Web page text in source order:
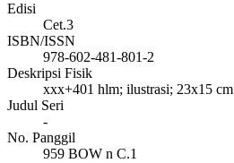
Edisi
Cet.3
ISBN/ISSN
978-602-481-801-2
Deskripsi Fisik
xxx+401 hlm; ilustrasi; 23x15 cm
Judul Seri
-
No. Panggil
959 BOW n C.1